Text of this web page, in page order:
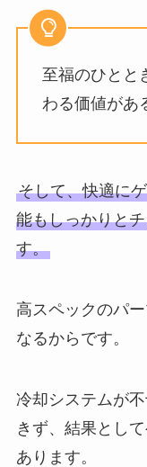
至福のひとと
わる価値があ
そして、快適に
能もしっかりと
す。
高スペックのパ
なるからです。
冷却システムが
きず、結果とし
あります。